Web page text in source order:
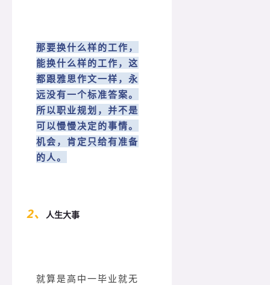
那要换什么样的工作，
能换什么样的工作，这
都跟雅思作文一样，永
远没有一个标准答案。
所以职业规划，并不是
可以慢慢决定的事情。
机会，肯定只给有准备
的人。
2、 人生大事
就算是高中一毕业就无